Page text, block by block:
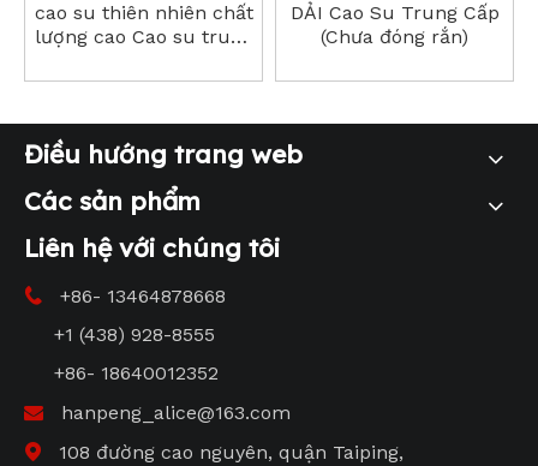
cao su thiên nhiên chất
lượng cao Cao su trung
thấp
DẢI Cao Su Trung Cấp
(Chưa đóng rắn)
Điều hướng trang web
Các sản phẩm
Liên hệ với chúng tôi

+86- 13464878668
+1 (438) 928-8555
+86- 18640012352
 hanpeng_alice@163.com

108 đường cao nguyên, quận Taiping,